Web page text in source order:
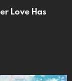
Love Has